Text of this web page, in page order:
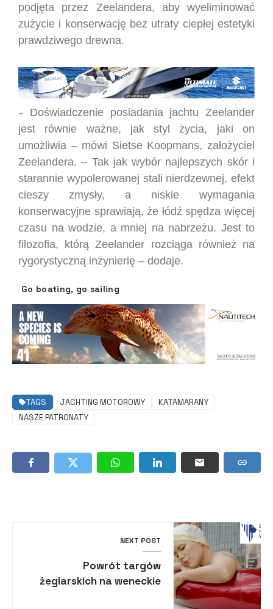
podjęta przez Zeelandera, aby wyeliminować
zużycie i konserwację bez utraty ciepłej estetyki
prawdziwego drewna.
– Doświadczenie posiadania jachtu Zeelander
jest równie ważne, jak styl życia, jaki on
umożliwia – mówi Sietse Koopmans, założyciel
Zeelandera. – Tak jak wybór najlepszych skór i
starannie wypolerowanej stali nierdzewnej, efekt
cieszy zmysły, a niskie wymagania
konserwacyjne sprawiają, że łódź spędza więcej
czasu na wodzie, a mniej na nabrzeżu. Jest to
filozofia, którą Zeelander rozciąga również na
rygorystyczną inżynierię – dodaje.
Go boating, go sailing
TAGS JACHTING MOTOROWY
KATAMARANY
NASZE PATRONATY
NEXT POST
Powrót targów
żeglarskich na weneckie